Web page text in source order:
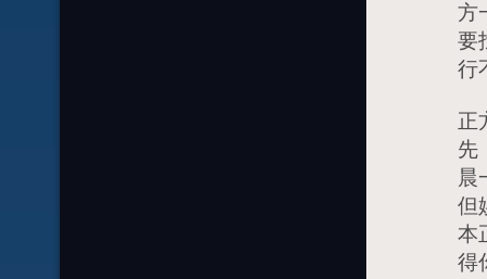
方
要
行
正
先
晨
但
本
得